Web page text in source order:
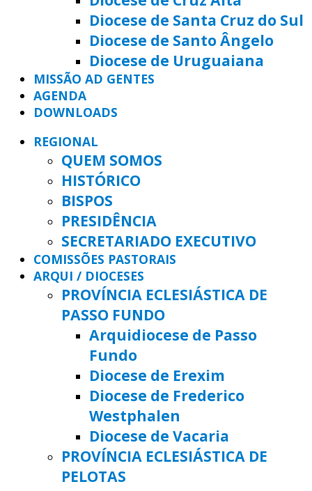
Diocese de Santa Cruz do Sul
Diocese de Santo Ângelo
Diocese de Uruguaiana
MISSÃO AD GENTES
AGENDA
DOWNLOADS
REGIONAL
QUEM SOMOS
HISTÓRICO
BISPOS
PRESIDÊNCIA
SECRETARIADO EXECUTIVO
COMISSÕES PASTORAIS
ARQUI / DIOCESES
PROVÍNCIA ECLESIÁSTICA DE
PASSO FUNDO
Arquidiocese de Passo
Fundo
Diocese de Erexim
Diocese de Frederico
Westphalen
Diocese de Vacaria
PROVÍNCIA ECLESIÁSTICA DE
PELOTAS